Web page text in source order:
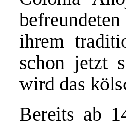
ihrem
schon jetzt
wird das
Bereits ab